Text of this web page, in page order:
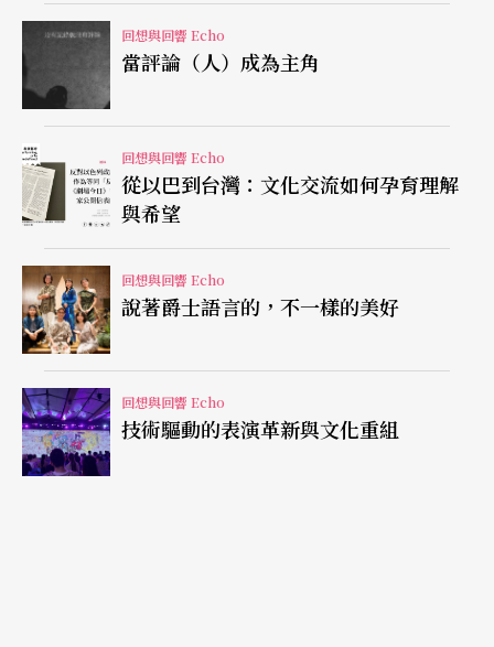
樣」的歌仔戲：小時候廟口的「野台鑼鼓」聲，隨
著年歲而銷聲於記憶中；電視上有楊麗花式的古裝
歌仔戲連續劇；路邊偶有粉味十足的「少女歌舞
劇」，不倫不類，也號稱是歌仔戲；文化中心、國
家劇院有好萊塢式的「明華園」歌仔戲，及標榜精
緻古典的「河洛」歌仔戲。這各具特色的歌仔戲，
透露出這個劇種的活潑性、混雜性，但卻也暗示了
它的「身份」的曖昧問題──歌仔戲是一門什麼樣
的表演藝術呢？
文字｜高淑華 新竹觀眾
回想與回響 Echo
當評論（人）成為主角
回想與回響 Echo
從以巴到台灣：文化交流如何孕育理解
與希望
回想與回響 Echo
說著爵士語言的，不一樣的美好
回想與回響 Echo
技術驅動的表演革新與文化重組